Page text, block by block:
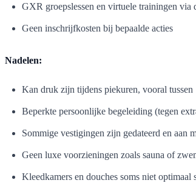
GXR groepslessen en virtuele trainingen via
Geen inschrijfkosten bij bepaalde acties
Nadelen:
Kan druk zijn tijdens piekuren, vooral tussen
Beperkte persoonlijke begeleiding (tegen
Sommige vestigingen zijn gedateerd en aan
Geen luxe voorzieningen zoals sauna of
Kleedkamers en douches soms niet optimaal